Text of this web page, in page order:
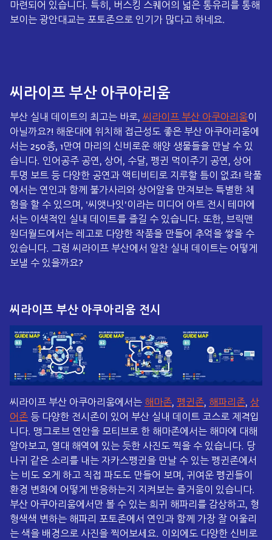
마련되어 있습니다. 특히, 버스킹 스퀘어의 넓은 통유리를 통해
보이는 광안대교는 포토존으로 인기가 많다고 하네요.
씨라이프 부산 아쿠아리움
부산 실내 데이트의 최고는 바로, 씨라이프 부산 아쿠아리움이
아닐까요?! 해운대에 위치해 접근성도 좋은 부산 아쿠아리움에
서는 250종, 1만여 마리의 신비로운 해양 생물들을 만날 수 있
습니다. 인어공주 공연, 상어, 수달, 펭귄 먹이주기 공연, 상어
투명 보트 등 다양한 공연과 액티비티로 지루할 틈이 없죠! 락풀
에서는 연인과 함께 불가사리와 상어알을 만져보는 특별한 체
험을 할 수 있으며, '씨앳나잇'이라는 미디어 아트 전시 테마에
서는 이색적인 실내 데이트를 즐길 수 있습니다. 또한, 브릭맨
원더월드에서는 레고로 다양한 작품을 만들어 추억을 쌓을 수
있습니다. 그럼 씨라이프 부산에서 알찬 실내 데이트는 어떻게
보낼 수 있을까요?
씨라이프 부산 아쿠아리움 전시
씨라이프 부산 아쿠아리움에서는 해마존, 펭귄존, 해파리존, 상
어존 등 다양한 전시존이 있어 부산 실내 데이트 코스로 제격입
니다. 맹그로브 연안을 모티브로 한 해마존에서는 해마에 대해
알아보고, 열대 해역에 있는 듯한 사진도 찍을 수 있습니다. 당
나귀 같은 소리를 내는 자카스펭귄을 만날 수 있는 펭귄존에서
는 비도 오게 하고 직접 파도도 만들어 보며, 귀여운 펭귄들이
환경 변화에 어떻게 반응하는지 지켜보는 즐거움이 있습니다.
부산 아쿠아리움에서만 볼 수 있는 희귀 해파리를 감상하고, 형
형색색 변하는 해파리 포토존에서 연인과 함께 가장 잘 어울리
는 색을 배경으로 사진을 찍어보세요. 이외에도 다양한 신비로